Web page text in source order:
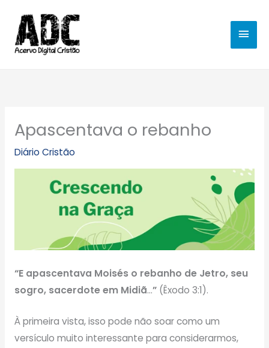
para
conteúdo
Apascentava o rebanho
Diário Cristão
“E apascentava Moisés o rebanho de Jetro, seu
sogro, sacerdote em Midiã…”(Êxodo 3:1).
À primeira vista, isso pode não soar como um
versículo muito interessante para considerarmos,